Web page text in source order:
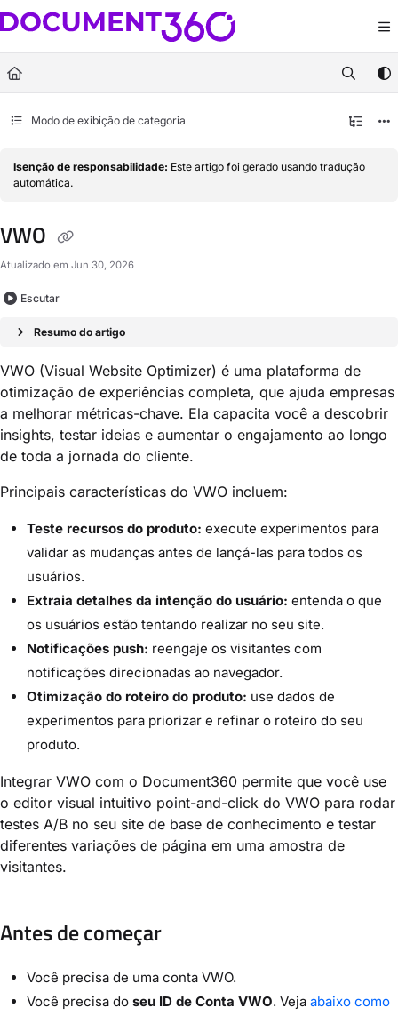
Documentation Index
Fetch the complete documentation index at:https://docs.document360.com/
Use this file to discover all available pages before exploring further.
Modo de exibição de categoria
Isenção de responsabilidade: Este artigo foi gerado usando tradução
automática.
VWO
Atualizado em Jun 30, 2026
Escutar
Resumo do artigo
VWO (Visual Website Optimizer) é uma plataforma de
otimização de experiências completa, que ajuda empresas
a melhorar métricas-chave. Ela capacita você a descobrir
insights, testar ideias e aumentar o engajamento ao longo
de toda a jornada do cliente.
Principais características do VWO incluem:
Teste recursos do produto: execute experimentos para
validar as mudanças antes de lançá-las para todos os
usuários.
Extraia detalhes da intenção do usuário: entenda o que
os usuários estão tentando realizar no seu site.
Notificações push: reengaje os visitantes com
notificações direcionadas ao navegador.
Otimização do roteiro do produto: use dados de
experimentos para priorizar e refinar o roteiro do seu
produto.
Integrar VWO com o Document360 permite que você use
o editor visual intuitivo point-and-click do VWO para rodar
testes A/B no seu site de base de conhecimento e testar
diferentes variações de página em uma amostra de
visitantes.
Antes de começar
Você precisa de uma conta VWO.
Você precisa do seu ID de Conta VWO. Veja abaixo como